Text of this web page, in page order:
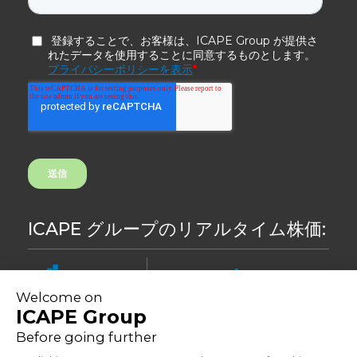
ICAPE グループのリアルタイム株価:
8.44 -0,24%